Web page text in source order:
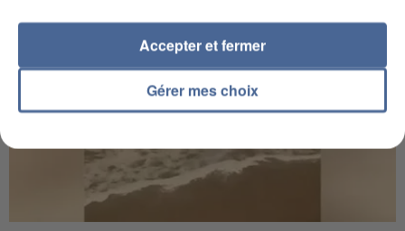
Gérer mes choix
Accepter et fermer